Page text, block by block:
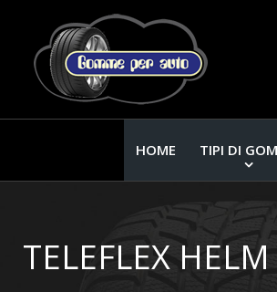
HOME TIPI DI
TELEFLEX